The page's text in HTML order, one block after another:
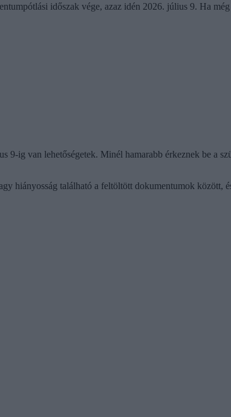
időszak vége, azaz idén 2026. július 9. Ha
9-ig van lehetőségetek. Minél hamarabb érkeznek be a
hiányosság található a feltöltött dokumentumok között,